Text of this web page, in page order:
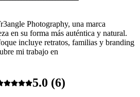
Photography, una marca
en su forma más auténtica y natural.
incluye retratos, familias y branding
mi trabajo en
5.0 (6)